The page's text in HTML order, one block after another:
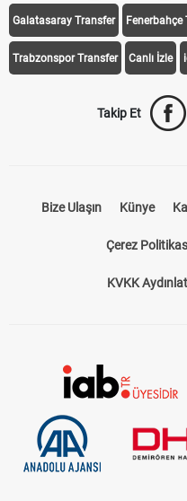
Galatasaray Transfer Fenerbahçe
Trabzonspor Transfer Canlı İzle
Takip Et
Bize Ulaşın Künye
Çerez
KVKK